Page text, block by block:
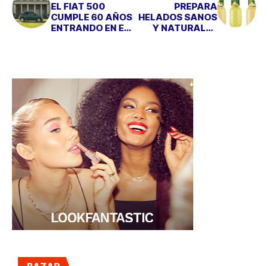
EL FIAT 500
CUMPLE 60 AÑOS
ENTRANDO EN EL
PREPARA
HELADOS SANOS
Y NATURALES